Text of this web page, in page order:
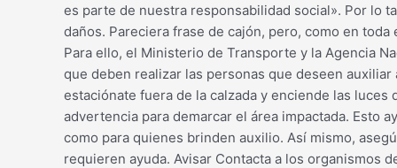
es parte de nuestra responsabilidad social». Por lo
daños. Pareciera frase de cajón, pero, como en
Para ello, el Ministerio de Transporte y la Agencia
que deben realizar las personas que deseen
estaciónate fuera de la calzada y enciende las
advertencia para demarcar el área impactada. Esto
como para quienes brinden auxilio. Así mismo,
requieren ayuda. Avisar Contacta a los organismos